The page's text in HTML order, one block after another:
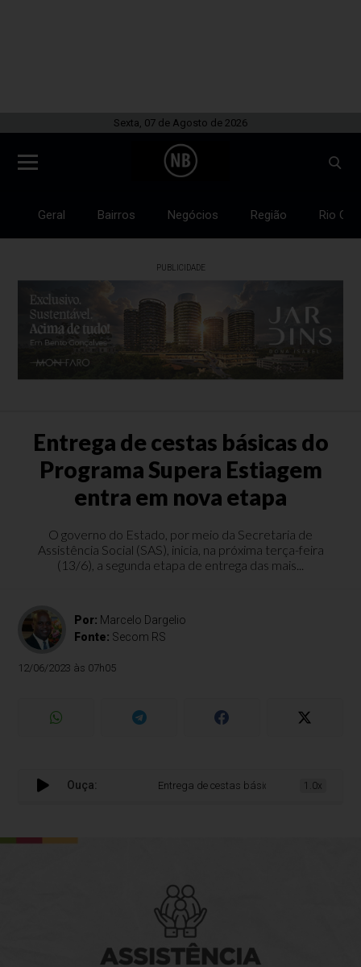
Sexta, 07 de Agosto de 2026
Geral Bairros Negócios Região Rio
PUBLICIDADE
Entrega de cestas básicas do
Programa Supera Estiagem
entra em nova etapa
O governo do Estado, por meio da Secretaria de
Assistência Social (SAS), inicia, na próxima terça-feira
(13/6), a segunda etapa de entrega das mais...
Por: Marcelo Dargelio
Fonte: Secom RS
12/06/2023 às 07h05
Ouça: Entrega de cestas básicas do Programa
1.0x